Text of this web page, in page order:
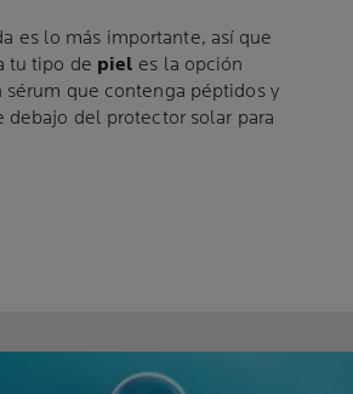
es lo más importante, así que
tu tipo de piel es la opción
que contenga péptidos y
del protector solar para